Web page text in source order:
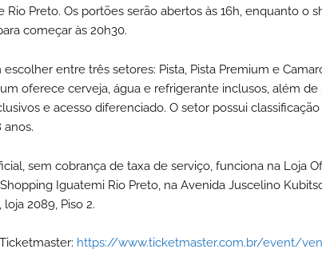
Rio Preto. Os portões serão abertos às 16h, enquanto o
começar às 20h30.
entre três setores: Pista, Pista Premium e
oferece cerveja, água e refrigerante inclusos, além de
e acesso diferenciado. O setor possui
anos.
sem cobrança de taxa de serviço, funciona na Loja
Iguatemi Rio Preto, na Avenida Juscelino
2089, Piso 2.
https://www.ticketmaster.com.br/event/